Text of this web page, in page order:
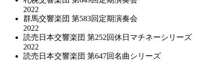
2022
群馬交響楽団 第583回定期演奏会
2022
読売日本交響楽団 第252回休日マチネーシリーズ
2022
読売日本交響楽団 第647回名曲シリーズ